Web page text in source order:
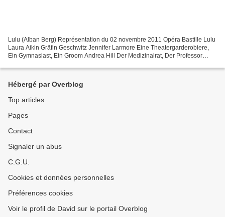
Lulu (Alban Berg) Représentation du 02 novembre 2011 Opéra Bastille Lulu
Laura Aikin Gräfin Geschwitz Jennifer Larmore Eine Theatergarderobiere,
Ein Gymnasiast, Ein Groom Andrea Hill Der Medizinalrat, Der Professor
Hébergé par Overblog
Top articles
Pages
Contact
Signaler un abus
C.G.U.
Cookies et données personnelles
Préférences cookies
Voir le profil de David sur le portail Overblog